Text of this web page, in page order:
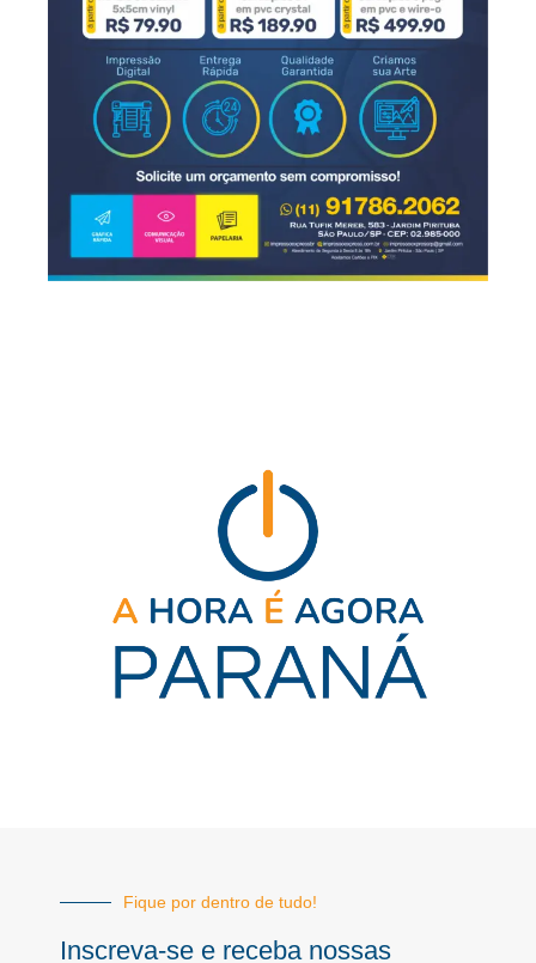
Fique por dentro de tudo!
Inscreva-se e receba nossas